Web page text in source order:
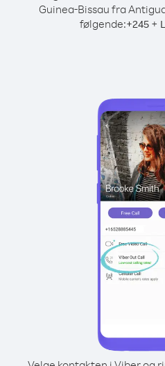
Guinea-Bissau fra
følgende:+245+